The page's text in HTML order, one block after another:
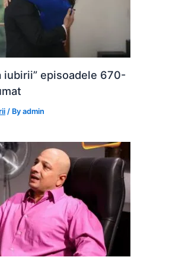
iubirii” episoadele 670-
/ Byadmin